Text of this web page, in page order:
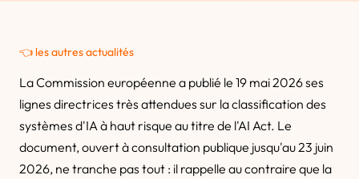
👈 les autres actualités
La Commission européenne a publié le 19 mai 2026 ses
lignes directrices très attendues sur la classification des
systèmes d'IA à haut risque au titre de l'AI Act. Le
document, ouvert à consultation publique jusqu'au 23 juin
2026, ne tranche pas tout : il rappelle au contraire que la